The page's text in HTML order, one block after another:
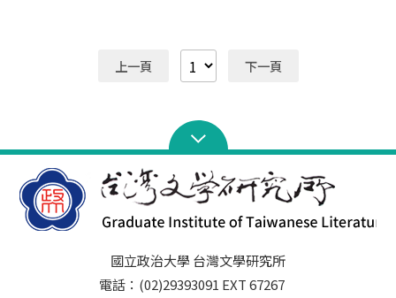
上一頁 下一頁
國立政治大學 台灣文學研究所
電話：(02)29393091 EXT 67267